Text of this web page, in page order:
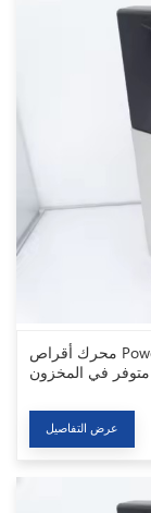
محرك أقراص PowerFlex AC 22B-D010N104 الجديد والأصلي VFD
متوفر في المخزون
عرض التفاصيل